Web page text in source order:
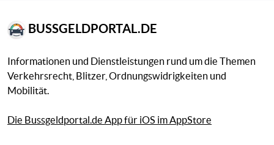
BUSSGELDPORTAL.DE
Informationen und Dienstleistungen rund um die Themen
Verkehrsrecht, Blitzer, Ordnungswidrigkeiten und
Mobilität.
Die Bussgeldportal.de App für iOS im AppStore